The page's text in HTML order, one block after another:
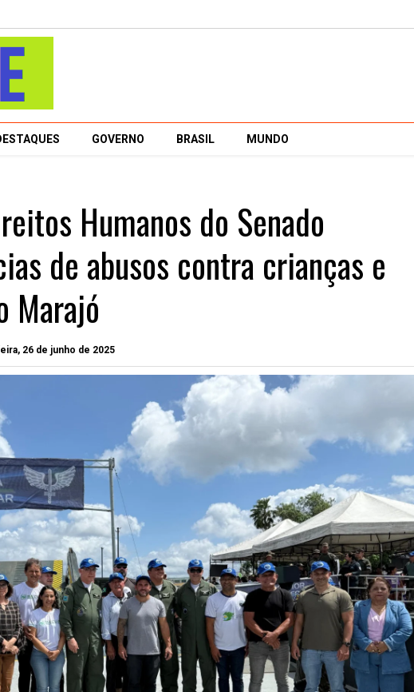
GOVERNO BRASIL MUNDO
Humanos do Senado
de abusos contra crianças e
Marajó
26 de junho de 2025